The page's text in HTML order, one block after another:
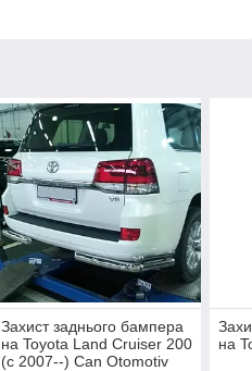
Захист заднього бампера
на Toyota Land Cruiser 200
(c 2007--) Can Otomotiv
на